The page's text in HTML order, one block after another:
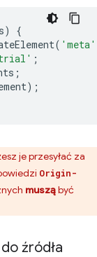
)
{
( 'meta'
;
;
);
je przesyłać za
Origin-
musząbyć
źródła